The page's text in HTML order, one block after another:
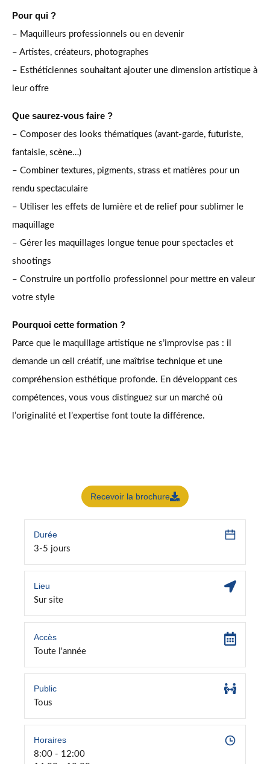
Pour qui ?
– Maquilleurs professionnels ou en devenir
– Artistes, créateurs, photographes
– Esthéticiennes souhaitant ajouter une dimension artistique à
leur offre
Que saurez-vous faire ?
– Composer des looks thématiques (avant-garde, futuriste,
fantaisie, scène…)
– Combiner textures, pigments, strass et matières pour un
rendu spectaculaire
– Utiliser les effets de lumière et de relief pour sublimer le
maquillage
– Gérer les maquillages longue tenue pour spectacles et
shootings
– Construire un portfolio professionnel pour mettre en valeur
votre style
Pourquoi cette formation ?
Parce que le maquillage artistique ne s’improvise pas : il
demande un œil créatif, une maîtrise technique et une
compréhension esthétique profonde. En développant ces
compétences, vous vous distinguez sur un marché où
l’originalité et l’expertise font toute la différence.
Recevoir la brochure
Durée
3-5 jours
Lieu
Sur site
Accès
Toute l'année
Public
Tous
Horaires
8:00 - 12:00